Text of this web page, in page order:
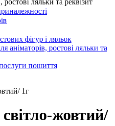
фігур і ляльок
аніматорів, ростові ляльки та
пошиття
1г
жовтий/